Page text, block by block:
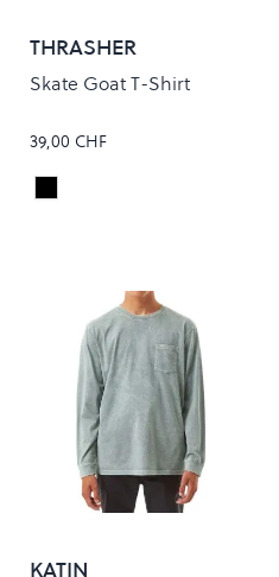
THRASHER
Skate Goat T-Shirt
39,00 CHF
Colour
Black
KATIN